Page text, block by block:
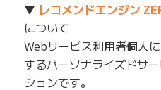
▼ レコメンドエンジン
について
Webサービス利用者個人
するパーソナライズドサ
ションです。